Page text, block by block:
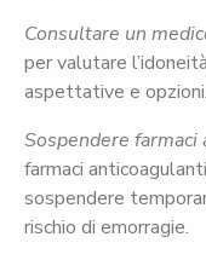
Consultare un
per valutare
aspettative e opzioni.
Sospendere
farmaci
sospendere
rischio di emorragie.